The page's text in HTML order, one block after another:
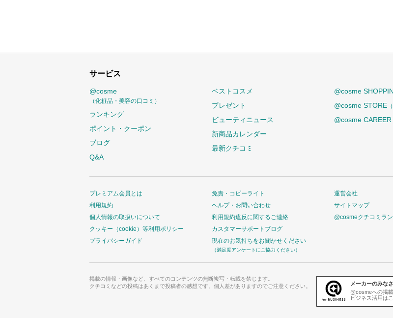
サービス
@cosme
（化粧品・美容の口コミ）
ランキング
ポイント・クーポン
ブログ
Q&A
ベストコスメ
プレゼント
ビューティニュース
新商品カレンダー
最新クチコミ
@cosme
@cosme STORE
@cosme CAREER
プレミアム会員とは
利用規約
個人情報の取扱いについて
クッキー（cookie）等利用ポリシー
プライバシーガイド
免責・コピーライト
ヘルプ・お問い合わせ
利用規約違反に関するご連絡
カスタマーサポートブログ
現在のお気持ちをお聞かせください
（満足度アンケートにご協力ください）
運営会社
サイトマップ
@cosmeクチコミラ
掲載の情報・画像など、すべてのコンテンツの無断複写・転載を禁じます。
クチコミなどの投稿はあくまで投稿者の感想です。個人差がありますのでご注意ください。
メーカーのみな
@cosmeへの掲載
ビジネス活用は